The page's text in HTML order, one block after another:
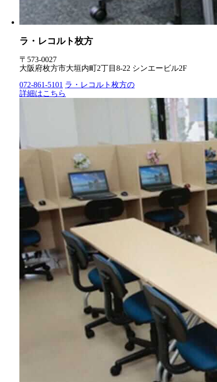
ラ・レコルト枚方
〒573-0027
大阪府枚方市大垣内町2丁目8-22 シンエービル2F
072-861-5101 ラ・レコルト枚方の
詳細はこちら